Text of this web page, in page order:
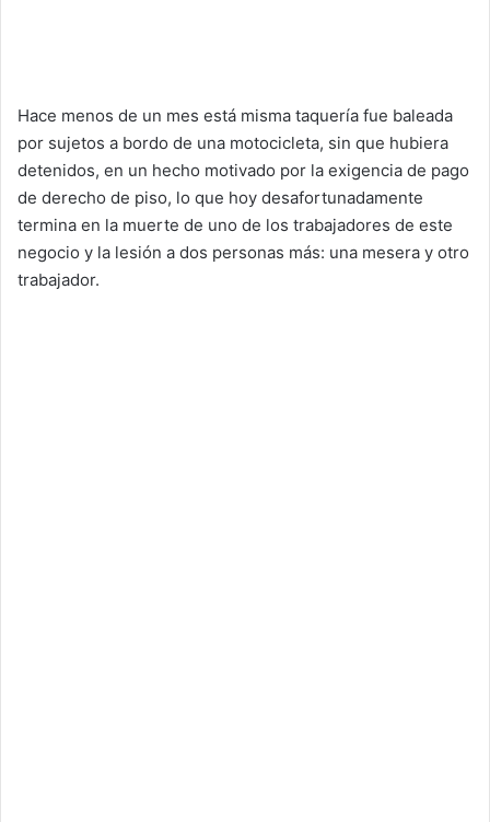
Hace menos de un mes está misma taquería fue baleada
por sujetos a bordo de una motocicleta, sin que hubiera
detenidos, en un hecho motivado por la exigencia de pago
de derecho de piso, lo que hoy desafortunadamente
termina en la muerte de uno de los trabajadores de este
negocio y la lesión a dos personas más: una mesera y otro
trabajador.